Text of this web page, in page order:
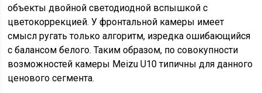
объекты двойной светодиодной вспышкой с
цветокоррекцией. У фронтальной камеры имеет
смысл ругать только алгоритм, изредка ошибающийся
с балансом белого. Таким образом, по совокупности
возможностей камеры Meizu U10 типичны для данного
ценового сегмента.